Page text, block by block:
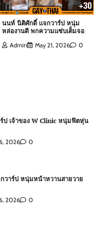
นนท์ นิติศักดิ์ แจกวาร์ป หนุ่ม
หล่องานดี พกความแซ่บเต็มจอ
Admin May 21, 2026 0
ร์ป Top 10 Mister
2025
6, 2026 0
วาร์ป หนุ่มหน้าหวานสายวาย
2026 0
นักธุรกิจครีมไข่มุก เจ้าของ
0